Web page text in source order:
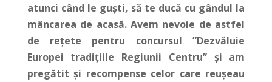
atunci când le guști, să te ducă cu gândul la
mâncarea de acasă. Avem nevoie de astfel
de rețete pentru concursul ”Dezvăluie
Europei tradițiile Regiunii Centru” și am
pregătit și recompense celor care reușeau